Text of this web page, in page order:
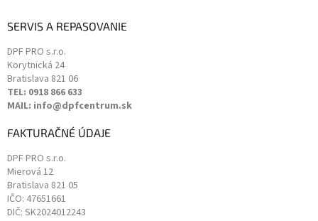
SERVIS A REPASOVANIE
DPF PRO s.r.o.
Korytnická 24
Bratislava 821 06
TEL: 0918 866 633
MAIL: info@dpfcentrum.sk
FAKTURAČNÉ ÚDAJE
DPF PRO s.r.o.
Mierová 12
Bratislava 821 05
IČO: 47651661
DIČ: SK2024012243